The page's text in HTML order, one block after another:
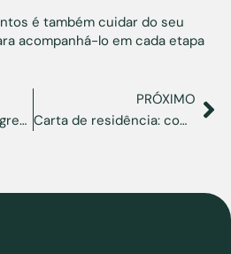
é também cuidar do seu
acompanhá-lo em cada etapa
Substituição de seu green card: procedimentos, prazos e o poder daqueles que insistem em pertencer
PRÓXIMO
Carta de residência: como apoiar seu processo legal